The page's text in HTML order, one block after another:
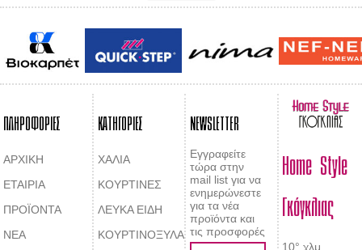
ΠΛΗΡΟΦΟΡΙΕΣ
ΑΡΧΙΚΗ
ΕΤΑΙΡΙΑ
ΠΡΟΪΟΝΤΑ
ΝΕΑ
ΚΑΤΗΓΟΡΙΕΣ
ΧΑΛΙΑ
ΚΟΥΡΤΙΝΕΣ
ΛΕΥΚΑ ΕΙΔΗ
ΚΟΥΡΤΙΝΟΞΥΛΑ
NEWSLETTER
Εγγραφείτε
τώρα στην
mail list για να
ενημερώνεστε
για τα νέα
προϊόντα και
τις προσφορές
Home Style
Γκόγκλιας
10° χλμ